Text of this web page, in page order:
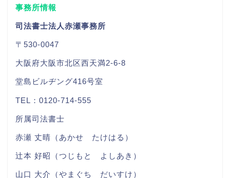
事務所情報
司法書士法人赤瀬事務所
〒530-0047
大阪府大阪市北区西天満2-6-8
堂島ビルヂング416号室
TEL：0120-714-555
所属司法書士
赤瀬 丈晴（あかせ たけはる）
辻本 好昭（つじもと よしあき）
山口 大介（やまぐち だいすけ）